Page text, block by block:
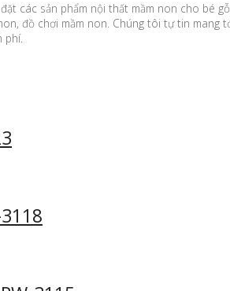
các sản phẩm nội thất mầm non cho bé
đồ chơi mầm non. Chúng tôi tự tin
phí.